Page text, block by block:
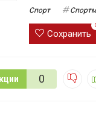
Спорт
Сохранить
0